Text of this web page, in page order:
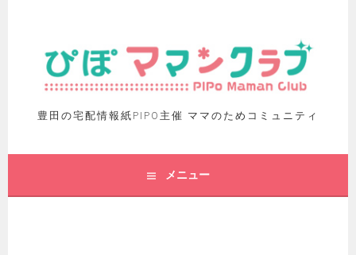
豊田の宅配情報紙PIPO主催 ママのためコミュニティ
メニュー